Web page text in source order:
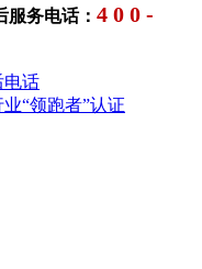
服务电话： 4 0 0 -
电话
“领跑者”认证